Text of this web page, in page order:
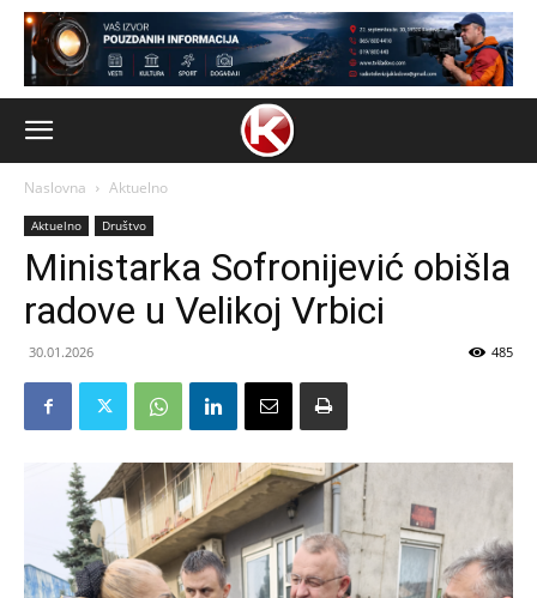
Naslovna Aktuelno
Aktuelno Društvo
Ministarka Sofronijević obišla
radove u Velikoj Vrbici
30.01.2026 485